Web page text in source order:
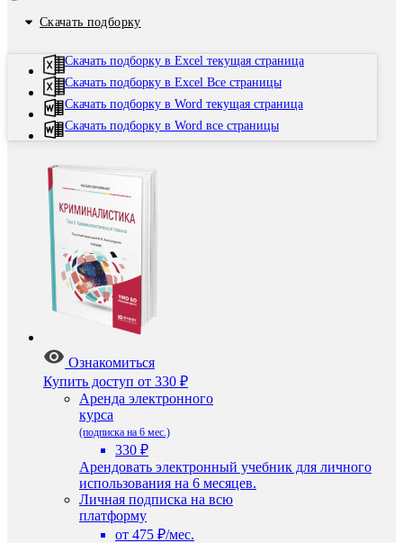
Скачать подборку
Скачать подборку в Excel текущая страница
Скачать подборку в Excel Все страницы
Скачать подборку в Word текущая страница
Скачать подборку в Word все страницы
Ознакомиться
Купить доступ от 330 ₽
Аренда электронного
курса
(подписка на 6 мес.)
330 ₽
Арендовать электронный учебник для личного
использования на 6 месяцев.
Личная подписка на всю
платформу
от 475 ₽/мес.